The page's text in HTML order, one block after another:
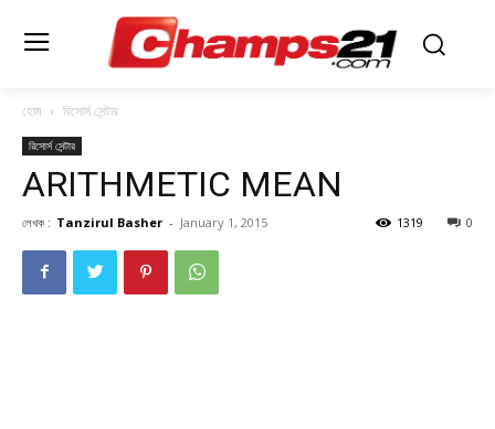
হোম রিসোর্স সেন্টার
রিসোর্স সেন্টার
ARITHMETIC MEAN
লেখক : Tanzirul Basher - January 1, 2015 0
1319